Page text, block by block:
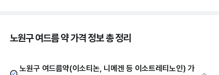
노원구 여드름 약 가격 정보 총 정리
노원구 여드름약(이소티논, 니메겐 등 이소트레티노인) 가